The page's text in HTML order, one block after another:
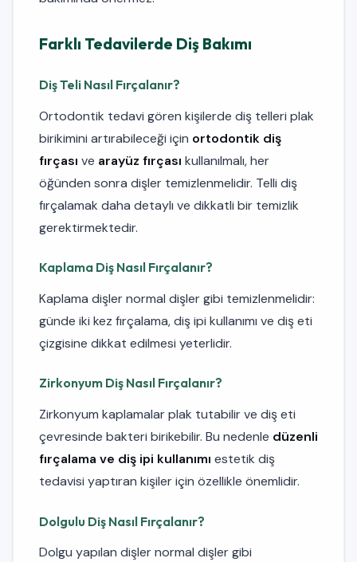
Farklı Tedavilerde Diş Bakımı
Diş Teli Nasıl Fırçalanır?
Ortodontik tedavi gören kişilerde diş telleri plak
birikimini artırabileceği için ortodontik diş
fırçası ve arayüz fırçası kullanılmalı, her
öğünden sonra dişler temizlenmelidir. Telli diş
fırçalamak daha detaylı ve dikkatli bir temizlik
gerektirmektedir.
Kaplama Diş Nasıl Fırçalanır?
Kaplama dişler normal dişler gibi temizlenmelidir:
günde iki kez fırçalama, diş ipi kullanımı ve diş eti
çizgisine dikkat edilmesi yeterlidir.
Zirkonyum Diş Nasıl Fırçalanır?
Zirkonyum kaplamalar plak tutabilir ve diş eti
çevresinde bakteri birikebilir. Bu nedenle düzenli
fırçalama ve diş ipi kullanımı estetik diş
tedavisi yaptıran kişiler için özellikle önemlidir.
Dolgulu Diş Nasıl Fırçalanır?
Dolgu yapılan dişler normal dişler gibi